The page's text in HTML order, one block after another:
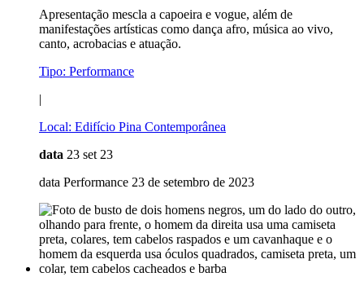
Apresentação mescla a capoeira e vogue, além de
manifestações artísticas como dança afro, música ao vivo,
canto, acrobacias e atuação.
Tipo: Performance
|
Local: Edifício Pina Contemporânea
data 23 set 23
data Performance 23 de setembro de 2023